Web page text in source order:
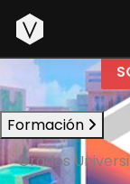
Inicio
Formación
Grados